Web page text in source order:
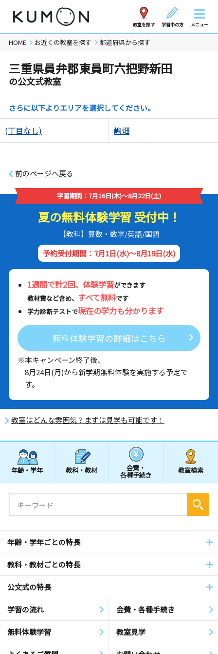
教室を探す 学習中の方 メニュー
HOME お近くの教室を探す 都道府県から探す
三重県員弁郡東員町六把野新田
の公文式教室
さらに以下よりエリアを選択してください。
(丁目なし) 嶋畑
前のページへ戻る
学習期間：7月16日(木)～8月22日(土)
夏の無料体験学習 受付中！
【教科】算数・数学/英語/国語
予約受付期間：7月1日(水)～8月19日(水)
1週間で計2回、体験学習ができます
教材費など含め、 すべて無料です
学力診断テストで現在の学力も分かります
無料体験学習の詳細はこちら
※本キャンペーン終了後、
8月24日(月)から新学期無料体験を実施する予定で
す。
教室はどんな雰囲気？まずは見学も可能です！
年齢・学年 教科・教材 会費・
各種手続き
教室検索
年齢・学年ごとの特長
教科・教材ごとの特長
公文式の特長
学習の流れ 会費・各種手続き
無料体験学習 教室見学